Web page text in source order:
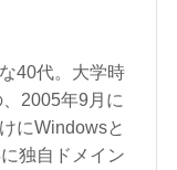
40代。大学時
2005年9月に
にWindowsと
独自ドメイン